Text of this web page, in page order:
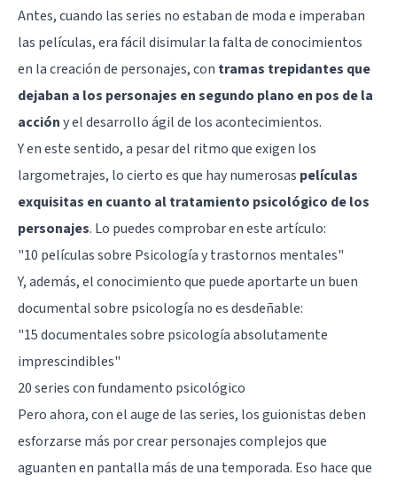
Antes, cuando las series no estaban de moda e imperaban
las películas, era fácil disimular la falta de conocimientos
en la creación de personajes, con tramas trepidantes que
dejaban a los personajes en segundo plano en pos de la
accióny el desarrollo ágil de los acontecimientos.
Y en este sentido, a pesar del ritmo que exigen los
largometrajes, lo cierto es que hay numerosas películas
exquisitas en cuanto al tratamiento psicológico de los
personajes. Lo puedes comprobar en este artículo:
"10 películas sobre Psicología y trastornos mentales"
Y, además, el conocimiento que puede aportarte un buen
documental sobre psicología no es desdeñable:
"15 documentales sobre psicología absolutamente
imprescindibles"
20 series con fundamento psicológico
Pero ahora, con el auge de las series, los guionistas deben
esforzarse más por crear personajes complejos que
aguanten en pantalla más de una temporada. Eso hace que